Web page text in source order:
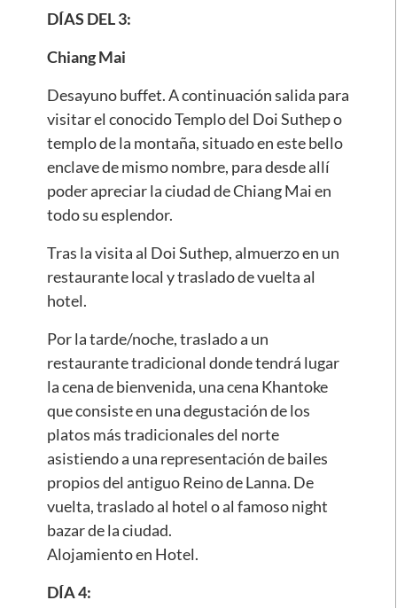
DÍAS DEL 3:
Chiang Mai
Desayuno buffet. A continuación salida para
visitar el conocido Templo del Doi Suthep o
templo de la montaña, situado en este bello
enclave de mismo nombre, para desde allí
poder apreciar la ciudad de Chiang Mai en
todo su esplendor.
Tras la visita al Doi Suthep, almuerzo en un
restaurante local y traslado de vuelta al
hotel.
Por la tarde/noche, traslado a un
restaurante tradicional donde tendrá lugar
la cena de bienvenida, una cena Khantoke
que consiste en una degustación de los
platos más tradicionales del norte
asistiendo a una representación de bailes
propios del antiguo Reino de Lanna. De
vuelta, traslado al hotel o al famoso night
bazar de la ciudad.
Alojamiento en Hotel.
DÍA 4: